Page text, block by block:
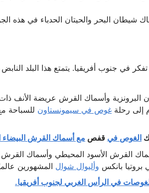
شيطان البحر والحيتان الحدباء في هذه
في جنوب أفريقيا. يتمتع هذا البلد
وأسماك القرش عريضة الأنف ذات
إلى رحلة غوص في سيمونستاون للسباحة
الغوص في قفص مع أسماك القرش البيضاء
القرش الأسود المحيطي وأسماك
بانكس وأليوال شوال المشهورين
في الرأس الغربي لجنوب أفريقيا.